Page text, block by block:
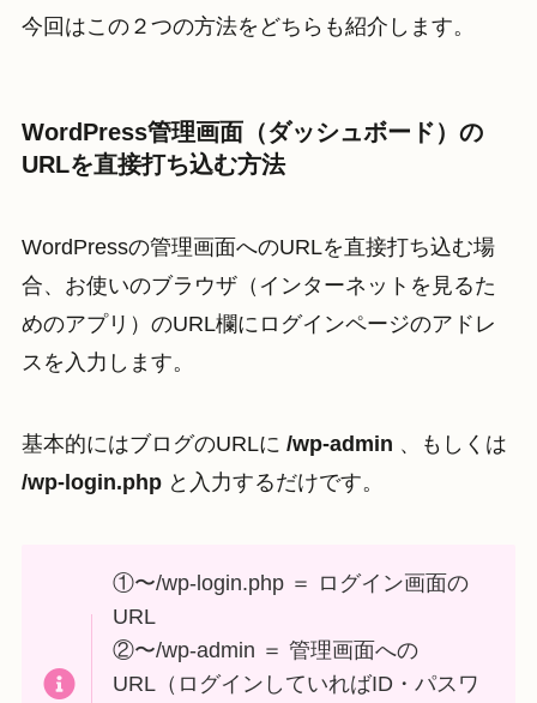
今回はこの２つの方法をどちらも紹介します。
WordPress管理画面（ダッシュボード）の
URLを直接打ち込む方法
WordPressの管理画面へのURLを直接打ち込む場
合、お使いのブラウザ（インターネットを見るた
めのアプリ）のURL欄にログインページのアドレ
スを入力します。
基本的にはブログのURLに /wp-admin 、もしくは
/wp-login.phpと入力するだけです。
①〜/wp-login.php ＝ ログイン画面の
URL
②〜/wp-admin ＝ 管理画面への
URL（ログインしていればID・パスワ